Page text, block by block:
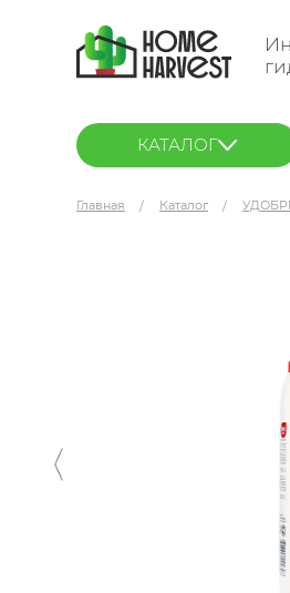
КАТАЛОГ
Главная Каталог